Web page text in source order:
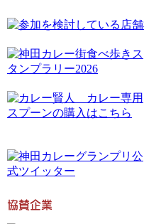
協賛企業